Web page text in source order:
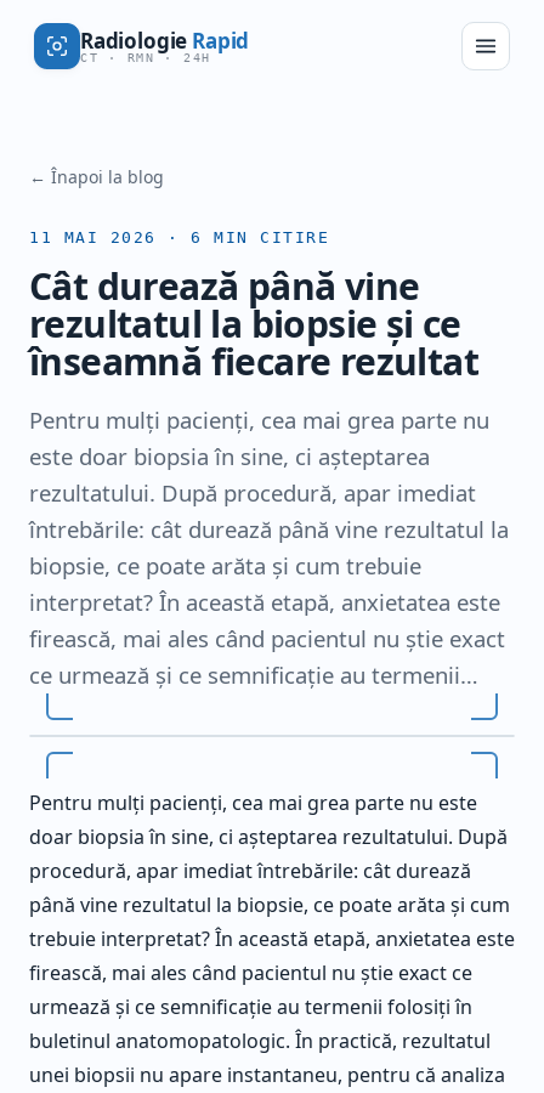
Radiologie Rapid
CT · RMN · 24H
← Înapoi la blog
11 MAI 2026 · 6 MIN CITIRE
Cât durează până vine
rezultatul la biopsie și ce
înseamnă fiecare rezultat
Pentru mulți pacienți, cea mai grea parte nu
este doar biopsia în sine, ci așteptarea
rezultatului. După procedură, apar imediat
întrebările: cât durează până vine rezultatul la
biopsie, ce poate arăta și cum trebuie
interpretat? În această etapă, anxietatea este
firească, mai ales când pacientul nu știe exact
ce urmează și ce semnificație au termenii…
Pentru mulți pacienți, cea mai grea parte nu este
doar biopsia în sine, ci așteptarea rezultatului. După
procedură, apar imediat întrebările: cât durează
până vine rezultatul la biopsie, ce poate arăta și cum
trebuie interpretat? În această etapă, anxietatea este
firească, mai ales când pacientul nu știe exact ce
urmează și ce semnificație au termenii folosiți în
buletinul anatomopatologic. În practică, rezultatul
unei biopsii nu apare instantaneu, pentru că analiza